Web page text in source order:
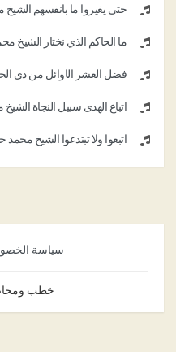
حتى يغيروا ما بأنفسهم
ما الحاكم الذي نختار الشيخ
اتباع الهدى سبيل النجاة
اتبعوا ولا تبتدعوا الشيخ
سياسة
خطب